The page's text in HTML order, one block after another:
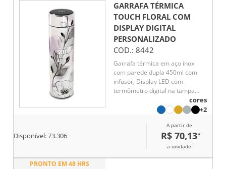
GARRAFA TÉRMICA
TOUCH FLORAL COM
DISPLAY DIGITAL
PERSONALIZADO
COD.: 8442
Garrafa térmica em aço inox
com parede dupla 450ml com
infusor, Display LED com
termômetro digital na tampa
para indicar a temperatura do
líquido, Conserva líquido quente
cores
+2
Disponível:73.306
A partir de
R$ 70,13*
a unidade
PRONTO EM 48 HRS